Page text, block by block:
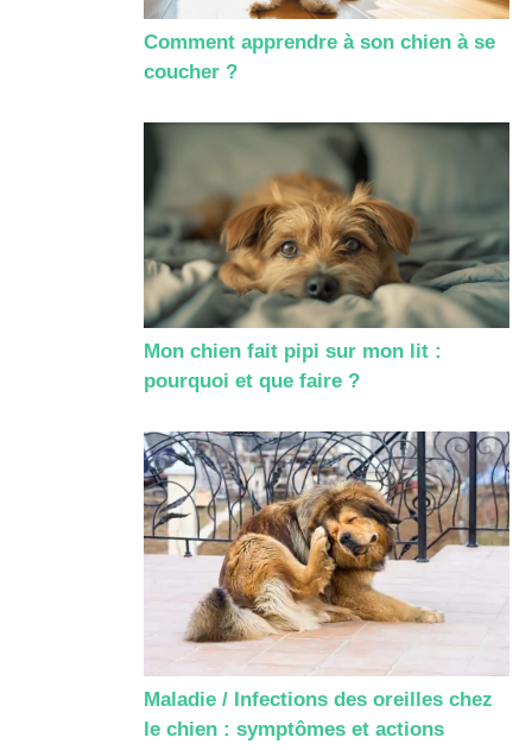
Comment apprendre à son chien à se
coucher ?
Mon chien fait pipi sur mon lit :
pourquoi et que faire ?
Maladie / Infections des oreilles chez
le chien : symptômes et actions